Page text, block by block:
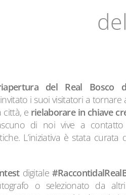
del Real Bosco
i suoi visitatori a tornare
città, e rielaborare in chiave
di noi vive a
L’iniziativa è stata curata
digitale
o selezionato da